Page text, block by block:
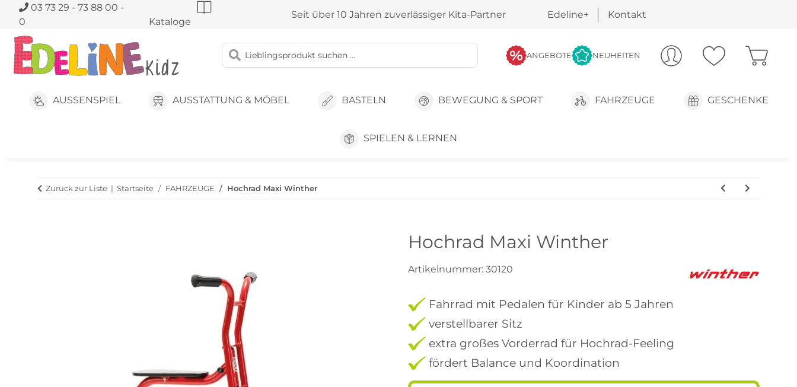
03 73 29 - 73 88 00 -
0
Kataloge
Seit über 10 Jahren zuverlässiger Kita-Partner Edeline+ Kontakt
ANGEBOTE NEUHEITEN
AUSSENSPIEL AUSSTATTUNG & MÖBEL BASTELN BEWEGUNG & SPORT FAHRZEUGE GESCHENKE
SPIELEN & LERNEN
Zurück zur Liste Startseite FAHRZEUGE Hochrad Maxi Winther
Hochrad Maxi Winther
Artikelnummer: 30120
Fahrrad mit Pedalen für Kinder ab 5 Jahren
verstellbarer Sitz
extra großes Vorderrad für Hochrad-Feeling
fördert Balance und Koordination